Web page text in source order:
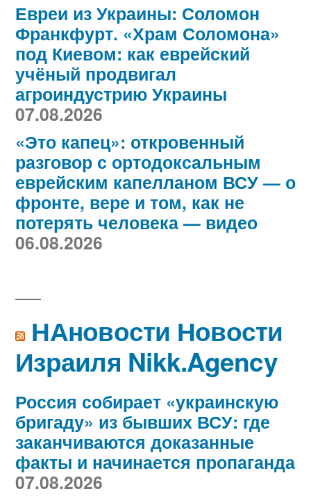
Евреи из Украины: Соломон
Франкфурт. «Храм Соломона»
под Киевом: как еврейский
учёный продвигал
агроиндустрию Украины
07.08.2026
«Это капец»: откровенный
разговор с ортодоксальным
еврейским капелланом ВСУ — о
фронте, вере и том, как не
потерять человека — видео
06.08.2026
НАновости Новости
Израиля Nikk.Agency
Россия собирает «украинскую
бригаду» из бывших ВСУ: где
заканчиваются доказанные
факты и начинается пропаганда
07.08.2026